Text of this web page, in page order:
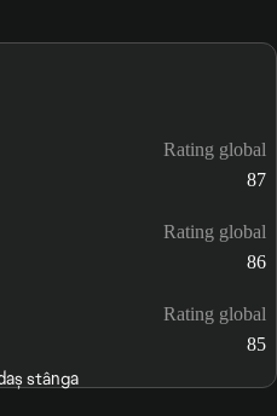
Rating global
87
Rating global
86
Rating global
85
stânga